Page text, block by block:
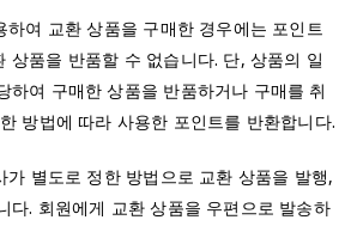
하여 교환 상품을 구매한 경우에는 포인트
상품을 반품할 수 없습니다. 단, 상품의 일
하여 구매한 상품을 반품하거나 구매를 취
방법에 따라 사용한 포인트를 반환합니다.
가 별도로 정한 방법으로 교환 상품을 발행,
다. 회원에게 교환 상품을 우편으로 발송하